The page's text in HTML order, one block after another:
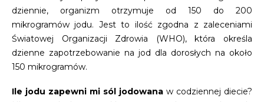
dziennie, organizm otrzymuje od 150 do 200
mikrogramów jodu. Jest to ilość zgodna z zaleceniami
Światowej Organizacji Zdrowia (WHO), która określa
dzienne zapotrzebowanie na jod dla dorosłych na około
150 mikrogramów.
Ile jodu zapewni mi sól jodowana w codziennej diecie?